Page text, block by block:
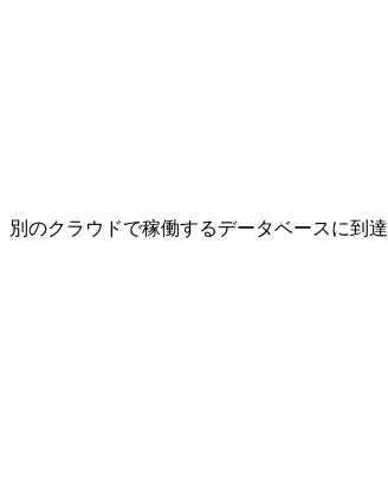
別のクラウドで稼働するデータベースに到達